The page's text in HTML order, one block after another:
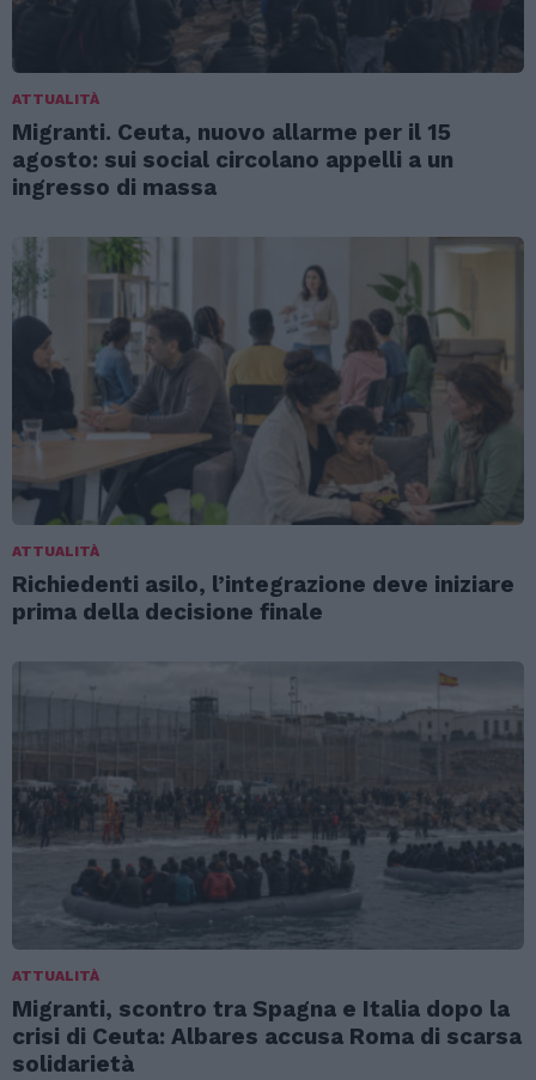
ATTUALITÀ
Migranti. Ceuta, nuovo allarme per il 15
agosto: sui social circolano appelli a un
ingresso di massa
ATTUALITÀ
Richiedenti asilo, l’integrazione deve iniziare
prima della decisione finale
ATTUALITÀ
Migranti, scontro tra Spagna e Italia dopo la
crisi di Ceuta: Albares accusa Roma di scarsa
solidarietà